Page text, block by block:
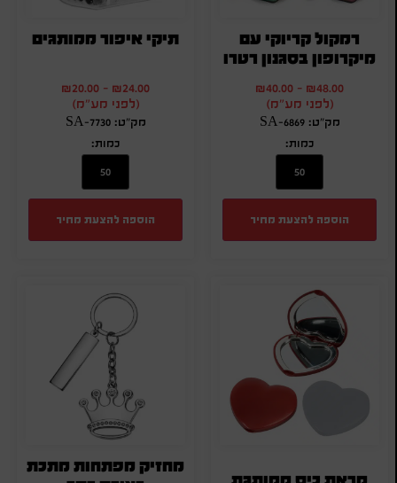
רמקול קריוקי עם
מיקרופון בסגנון רטרו
₪48.00
-
₪40.00
(לפני מע"מ)
מק"ט: SA-6869
כמות:
הוספה להצעת מחיר
תיקי איפור ממותגים
₪24.00
-
₪20.00
(לפני מע"מ)
מק"ט: SA-7730
כמות:
הוספה להצעת מחיר
מחזיק מפתחות מתכת